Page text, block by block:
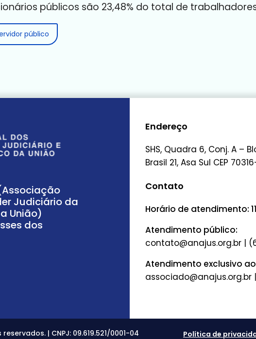
públicos são 23,48% do total de
público
Judiciário da
União)
dos
Endereço
SHS, Quadra 6, Conj. A –
Brasil 21, Asa Sul CEP
Contato
Horário de atendimento:
Atendimento público:
|
Atendimento exclusivo
|
| CNPJ: 09.619.521/0001-04 Política de